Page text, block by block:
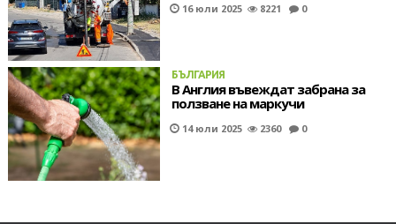
16 юли 2025 8221 0
БЪЛГАРИЯ
В Англия въвеждат забрана за
ползване на маркучи
14 юли 2025 2360 0